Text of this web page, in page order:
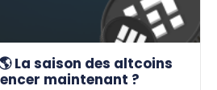
🌎 La saison des altcoins
maintenant ?